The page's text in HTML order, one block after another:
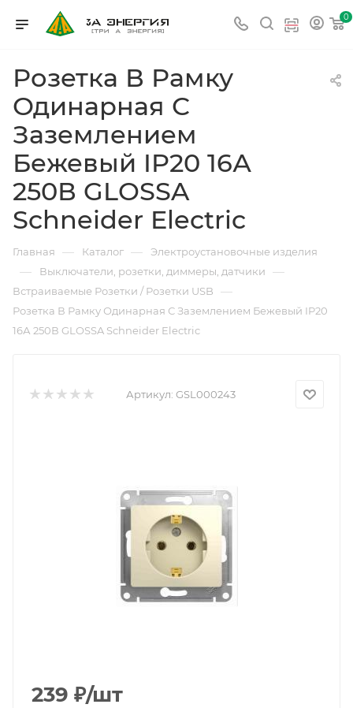
0
Розетка В Рамку
Одинарная С
Заземлением
Бежевый IP20 16А
250В GLOSSA
Schneider Electric
Главная — Каталог — Электроустановочные изделия
— Выключатели, розетки, диммеры, датчики —
Встраиваемые Розетки / Розетки USB —
Розетка В Рамку Одинарная С Заземлением Бежевый IP20
16А 250В GLOSSA Schneider Electric
Артикул: GSL000243
239 ₽/шт